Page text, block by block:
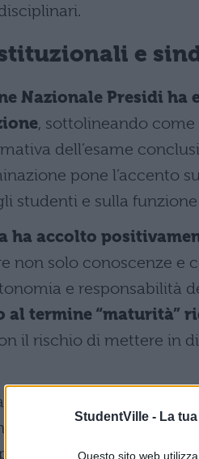
StudentVille - La
Questo sito web
e
Nazionale Presidi ha
, sottolineando
dell’esame
pone l’accento
studenti e sulla
ha accolto
non solo conoscenze e
e responsabilità
al termine “maturità”
il rischio di mettere in
ha evidenziato le
soggetto,